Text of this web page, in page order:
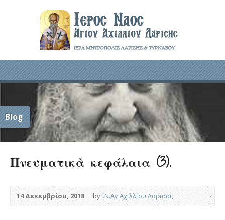
Blog
Πνευματικὰ κεφάλαια (3).
14 Δεκεμβρίου, 2018 byΙ.Ν.Αγ.Αχιλλίου Λάρισας